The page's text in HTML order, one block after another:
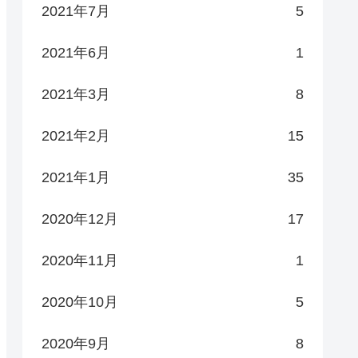
2021年7月 5
2021年6月 1
2021年3月 8
2021年2月 15
2021年1月 35
2020年12月 17
2020年11月 1
2020年10月 5
2020年9月 8